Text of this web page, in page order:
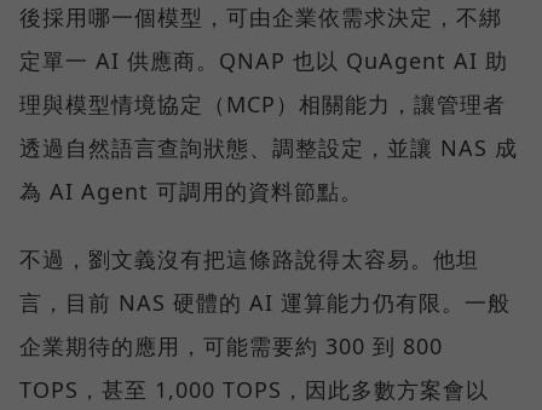
後採用哪一個模型，可由企業依需求決定，不綁
定單一 AI 供應商。QNAP 也以 QuAgent AI 助
理與模型情境協定（MCP）相關能力，讓管理者
透過自然語言查詢狀態、調整設定，並讓 NAS 成
為 AI Agent 可調用的資料節點。
不過，劉文義沒有把這條路說得太容易。他坦
言，目前 NAS 硬體的 AI 運算能力仍有限。一般
企業期待的應用，可能需要約 300 到 800
TOPS，甚至 1,000 TOPS，因此多數方案會以